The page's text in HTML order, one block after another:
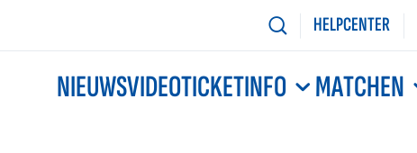
HELPCENTER
NIEUWSVIDEOTICKETINFO MATCHEN